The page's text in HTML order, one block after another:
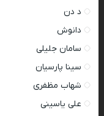
د دن
دانوش
سامان جلیلی
سینا پارسیان
شهاب مظفری
علی یاسینی